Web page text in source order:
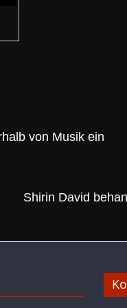
von Musik ein
Shirin David